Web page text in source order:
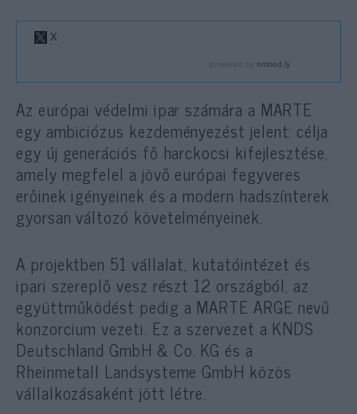
Az európai védelmi ipar számára a MARTE
egy ambiciózus kezdeményezést jelent: célja
egy új generációs fő harckocsi kifejlesztése,
amely megfelel a jövő európai fegyveres
erőinek igényeinek és a modern hadszínterek
gyorsan változó követelményeinek.
A projektben 51 vállalat, kutatóintézet és
ipari szereplő vesz részt 12 országból, az
együttműködést pedig a MARTE ARGE nevű
konzorcium vezeti. Ez a szervezet a KNDS
Deutschland GmbH & Co. KG és a
Rheinmetall Landsysteme GmbH közös
vállalkozásaként jött létre.